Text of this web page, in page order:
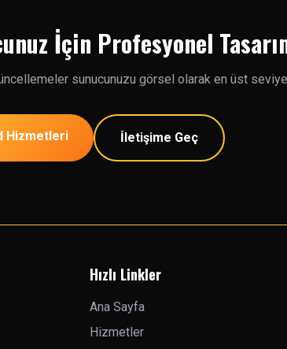
İçin Profesyonel
sunucunuzu görsel olarak en üst
Hizmetleri İletişime Geç
Hızlı Linkler
Ana Sayfa
Hizmetler